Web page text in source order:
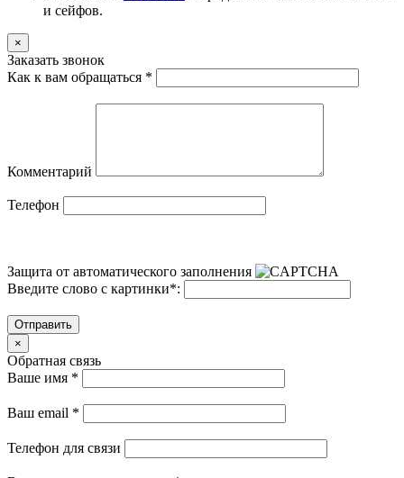
и сейфов.
×
Заказать звонок
Как к вам обращаться *
Комментарий
Телефон
Защита от автоматического заполнения
Введите слово с картинки*:
Отправить
×
Обратная связь
Ваше имя *
Ваш email *
Телефон для связи